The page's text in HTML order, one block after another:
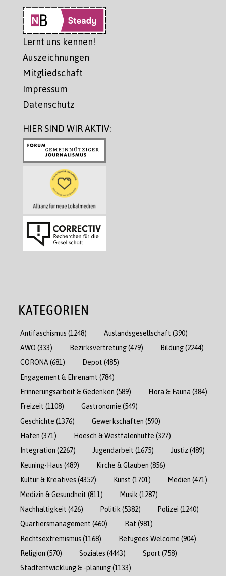
Lernt uns kennen!
Auszeichnungen
Mitgliedschaft
Impressum
Datenschutz
HIER SIND WIR AKTIV:
KATEGORIEN
Antifaschismus (1248) Auslandsgesellschaft (390)
AWO (333) Bezirksvertretung(479) Bildung(2244)
CORONA (681) Depot (485)
Engagement & Ehrenamt (784)
Erinnerungsarbeit & Gedenken (589) Flora & Fauna (384)
Freizeit (1108) Gastronomie (549)
Geschichte (1376) Gewerkschaften (590)
Hafen (371) Hoesch & Westfalenhütte (327)
Integration (2267) Jugendarbeit (1675) Justiz(489)
Keuning-Haus (489) Kirche & Glauben (856)
Kultur & Kreatives (4352) Kunst (1701) Medien (471)
Medizin & Gesundheit (811) Musik (1287)
Nachhaltigkeit (426) Politik (5382) Polizei (1240)
Quartiersmanagement (460) Rat (981)
Rechtsextremismus (1168) Refugees Welcome (904)
Religion (570) Soziales (4443) Sport (758)
Stadtentwicklung & -planung(1133)